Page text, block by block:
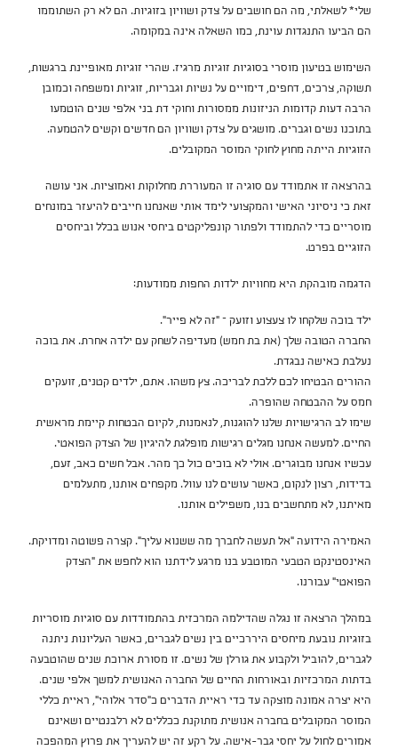
שלי* לשאלתי, מה הם חושבים על צדק ושוויון בזוגיות. הם לא רק השתוממו
הם הביעו התנגדות עוינת, כמו השאלה אינה במקומה.
השימוש בטיעון מוסרי בסוגיות זוגיות מרגיז. שהרי זוגיות מאופיינת ברגשות,
תשוקה, צרכים, דחפים, דימויים על נשיות וגבריות, זוגיות ומשפחה וכמובן
הרבה דעות קדומות הניזונות ממסורות וחוקי דת בני אלפי שנים הוטמעו
בתוכנו נשים וגברים. מושגים על צדק ושוויון הם חדשים וקשים להטמעה.
הזוגיות הייתה מחוץ לחוקי המוסר המקובלים.
בהרצאה זו אתמודד עם סוגיה זו המעוררת מחלוקות ואמוציות. אני עושה
זאת כי ניסיוני האישי והמקצועי לימד אותי שאנחנו חייבים להיעזר במונחים
מוסריים כדי להתמודד ולפתור קונפליקטים ביחסי אנוש בכלל וביחסים
הזוגיים בפרט.
הדגמה מובהקת היא מחוויות ילדות החפות ממודעות:
ילד בוכה שלקחו לו צעצוע וזועק – ״זה לא פייר״.
החברה הטובה שלך (את בת חמש) מעדיפה לשחק עם ילדה אחרת. את בוכה
נעלבת כאישה נבגדת.
ההורים הבטיחו לכם ללכת לבריכה. צץ משהו. אתם, ילדים קטנים, זועקים
חמס על ההבטחה שהופרה.
שימו לב הרגישויות שלנו להוגנות, לנאמנות, לקיום הבטחות קיימת מראשית
החיים. למעשה אנחנו מגלים רגישות מופלגת להיגיון של הצדק הפואטי.
עכשיו אנחנו מבוגרים. אולי לא בוכים כול כך מהר. אבל חשים כאב, זעם,
בדידות, רצון לנקום, כאשר עושים לנו עוול. מקפחים אותנו, מתעלמים
מאיתנו, לא מתחשבים בנו, משפילים אותנו.
האמירה הידועה ״אל תעשה לחברך מה ששנוא עליך״. קצרה פשוטה ומדויקת.
האינסטינקט הטבעי המוטבע בנו מרגע לידתנו הוא לחפש את ״הצדק
הפואטי״ עבורנו.
במהלך הרצאה זו נגלה שהדילמה המרכזית בהתמודדות עם סוגיות מוסריות
בזוגיות נובעת מיחסים היררכיים בין נשים לגברים, כאשר העליונות ניתנה
לגברים, להוביל ולקבוע את גורלן של נשים. זו מסורת ארוכת שנים שהוטבעה
בדתות המרכזיות ובאורחות החיים של החברה האנושית למשך אלפי שנים.
היא יצרה אמונה מוצקה עד כדי ראיית הדברים כ"סדר אלוהי", ראיית כללי
המוסר המקובלים בחברה אנושית מתוקנת ככללים לא רלבנטיים ושאינם
אמורים לחול על יחסי גבר-אישה. על רקע זה יש להעריך את פרוץ המהפכה